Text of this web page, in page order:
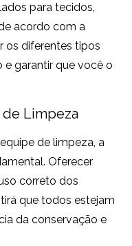
para tecidos,
acordo com a
os diferentes tipos
e garantir que você o
de Limpeza
de limpeza, a
Oferecer
correto dos
que todos estejam
da conservação e